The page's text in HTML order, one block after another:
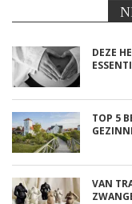
DEZE
TOP 5
VAN